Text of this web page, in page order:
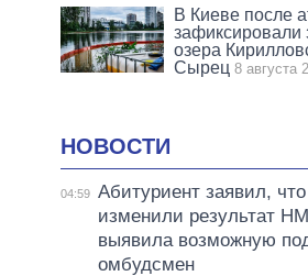
В Киеве после
зафиксировали
озера
Сырец 8 августа
НОВОСТИ
04:59 Абитуриент заявил,
изменили результат
выявила возможную
омбудсмен